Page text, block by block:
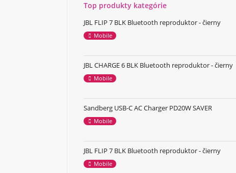
Top produkty kategórie
JBL FLIP 7 BLK Bluetooth reproduktor - čierny
Mobile
JBL CHARGE 6 BLK Bluetooth reproduktor - čierny
Mobile
Sandberg USB-C AC Charger PD20W SAVER
Mobile
JBL FLIP 7 BLK Bluetooth reproduktor - čierny
Mobile